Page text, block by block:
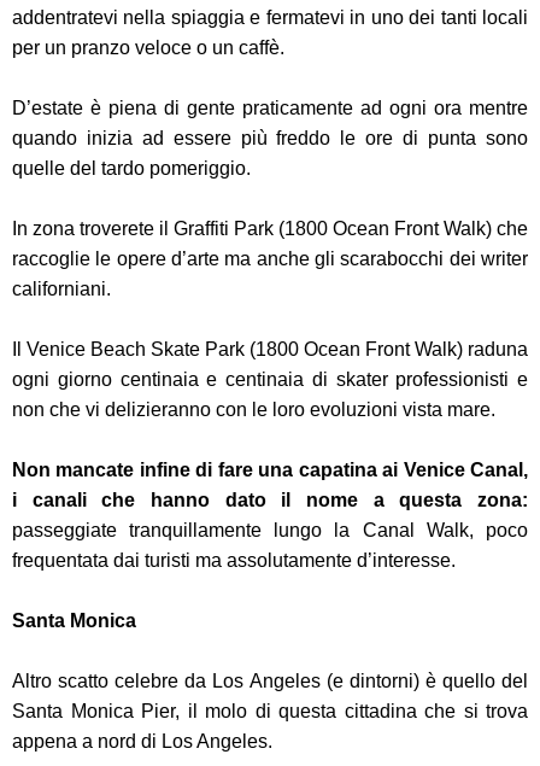
addentratevi nella spiaggia e fermatevi in uno dei tanti locali
per un pranzo veloce o un caffè.
D’estate è piena di gente praticamente ad ogni ora mentre
quando inizia ad essere più freddo le ore di punta sono
quelle del tardo pomeriggio.
In zona troverete il Graffiti Park (1800 Ocean Front Walk) che
raccoglie le opere d’arte ma anche gli scarabocchi dei writer
californiani.
Il Venice Beach Skate Park (1800 Ocean Front Walk) raduna
ogni giorno centinaia e centinaia di skater professionisti e
non che vi delizieranno con le loro evoluzioni vista mare.
Non mancate infine di fare una capatina ai Venice Canal,
i canali che hanno dato il nome a questa zona:
passeggiate tranquillamente lungo la Canal Walk, poco
frequentata dai turisti ma assolutamente d’interesse.
Santa Monica
Altro scatto celebre da Los Angeles (e dintorni) è quello del
Santa Monica Pier, il molo di questa cittadina che si trova
appena a nord di Los Angeles.